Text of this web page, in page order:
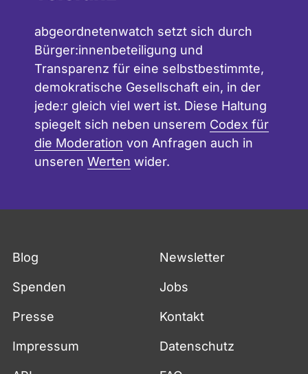
abgeordnetenwatch setzt sich durch
Bürger:innenbeteiligung und
Transparenz für eine selbstbestimmte,
demokratische Gesellschaft ein, in der
jede:r gleich viel wert ist. Diese Haltung
spiegelt sich neben unserem Codex für
die Moderation von Anfragen auch in
unseren Werten wider.
Blog Newsletter
Spenden Jobs
Presse Kontakt
Impressum Datenschutz